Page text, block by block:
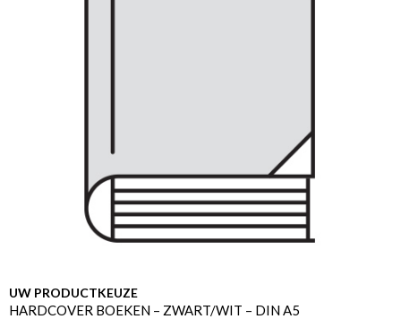
UW PRODUCTKEUZE
HARDCOVER BOEKEN – ZWART/WIT – DIN A5